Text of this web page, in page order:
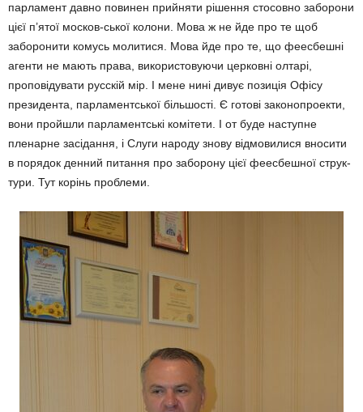
парламент давно повинен прийняти рі­шення стосовно заборони
цієї п’ятої москов-ської колони. Мова ж не йде про те щоб
заборонити комусь молитися. Мова йде про те, що феесбешні
агенти не мають права, використовуючи церковні олтарі,
проповіду­вати русскій мір. І мене нині дивує позиція Офісу
президента, парламентської більшос­ті. Є готові законопроекти,
вони пройшли парламентські комітети. І от буде наступне
пленарне засідання, і Слуги народу знову відмовилися вносити
в порядок денний пи­тання про заборону цієї феесбешної струк­
тури. Тут корінь проблеми.